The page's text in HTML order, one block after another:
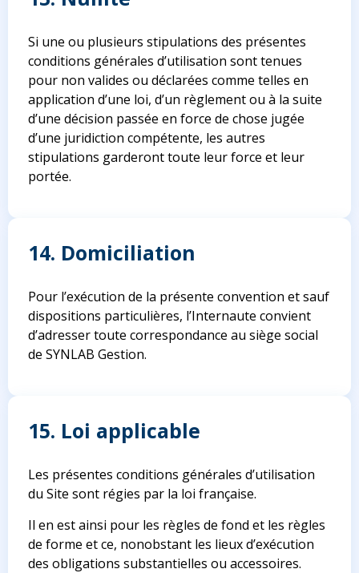
Si une ou plusieurs stipulations des présentes
conditions générales d’utilisation sont tenues
pour non valides ou déclarées comme telles en
application d’une loi, d’un règlement ou à la suite
d’une décision passée en force de chose jugée
d’une juridiction compétente, les autres
stipulations garderont toute leur force et leur
portée.
14. Domiciliation
Pour l’exécution de la présente convention et sauf
dispositions particulières, l’Internaute convient
d’adresser toute correspondance au siège social
de SYNLAB Gestion.
15. Loi applicable
Les présentes conditions générales d’utilisation
du Site sont régies par la loi française.
Il en est ainsi pour les règles de fond et les règles
de forme et ce, nonobstant les lieux d’exécution
des obligations substantielles ou accessoires.